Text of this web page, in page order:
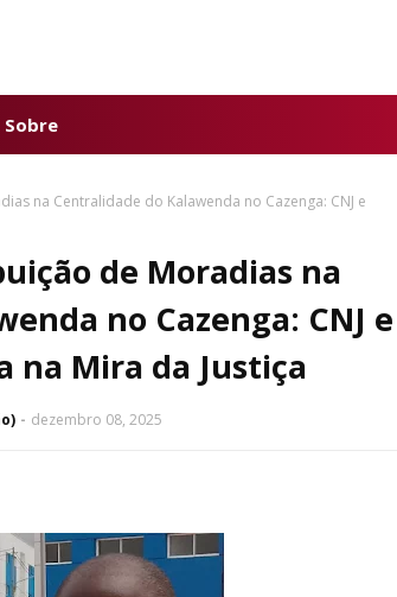
Sobre
na Centralidade do Kalawenda no Cazenga: CNJ e
de Moradias na
no Cazenga: CNJ e
na Mira da Justiça
dezembro 08, 2025